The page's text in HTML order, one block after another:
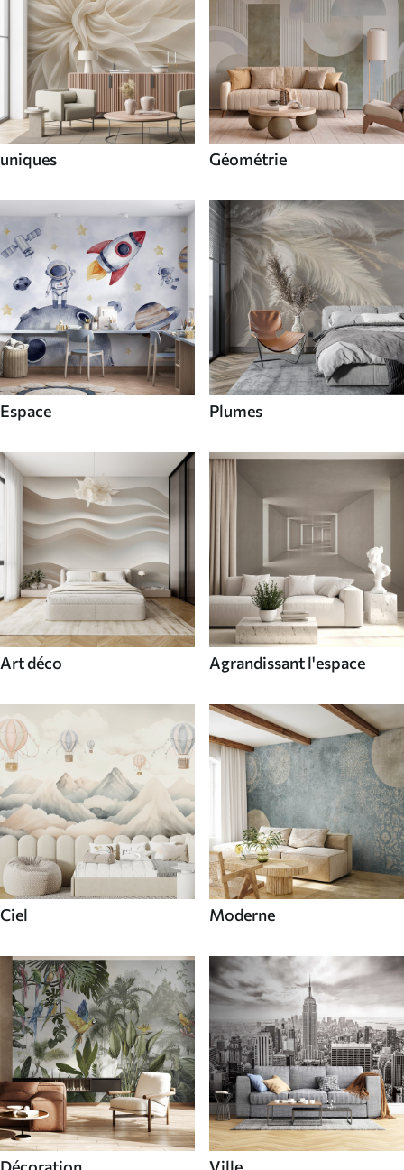
uniques Géométrie
Espace Plumes
Art déco Agrandissant l'espace
Ciel Moderne